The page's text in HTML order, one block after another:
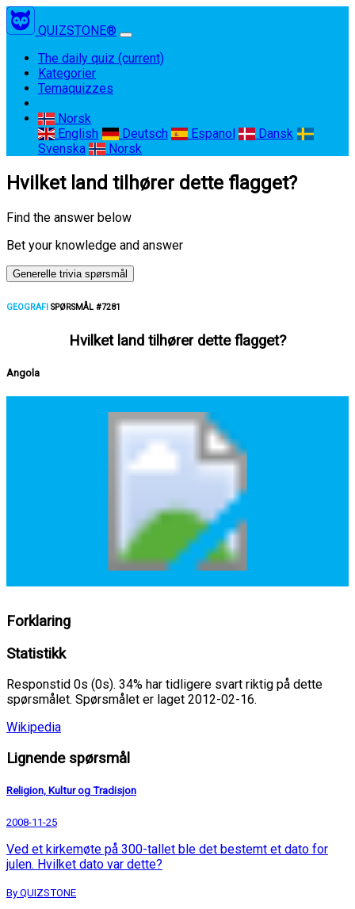
QUIZSTONE®
The daily quiz (current)
Kategorier
Temaquizzes
Norsk
English
Deutsch Espanol
Dansk
Svenska
Norsk
Hvilket land tilhører dette flagget?
Find the answer below
Bet your knowledge and answer
Generelle trivia spørsmål
GEOGRAFI SPØRSMÅL #7281
Hvilket land tilhører dette flagget?
Angola
Forklaring
Statistikk
Responstid 0s (0s). 34% har tidligere svart riktig på dette
spørsmålet. Spørsmålet er laget 2012-02-16.
Wikipedia
Lignende spørsmål
Religion, Kultur og Tradisjon
2008-11-25
Ved et kirkemøte på 300-tallet ble det bestemt et dato for
julen. Hvilket dato var dette?
By QUIZSTONE